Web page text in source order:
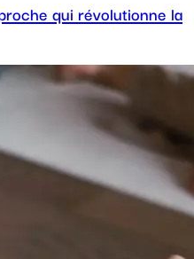
qui révolutionne la